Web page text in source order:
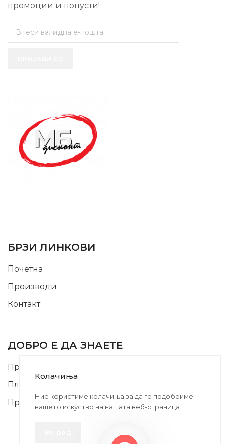
промоции и попусти!
БРЗИ ЛИНКОВИ
Почетна
Производи
Контакт
ДОБРО Е ДА ЗНАЕТЕ
Правила и Услови
Плаќање и Поврат на Средства
Профил
Колачиња
Ние користиме колачиња за да го подобриме
вашето искуство на нашата веб-страница.